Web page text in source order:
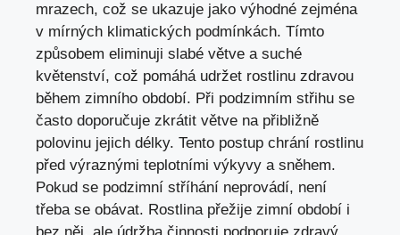
mrazech, což se ukazuje jako výhodné zejména
v mírných klimatických podmínkách. Tímto
způsobem eliminuji slabé větve a suché
květenství, což pomáhá udržet rostlinu zdravou
během zimního období. Při podzimním střihu se
často doporučuje zkrátit větve na přibližně
polovinu jejich délky. Tento postup chrání rostlinu
před výraznými teplotními výkyvy a sněhem.
Pokud se podzimní stříhání neprovádí, není
třeba se obávat. Rostlina přežije zimní období i